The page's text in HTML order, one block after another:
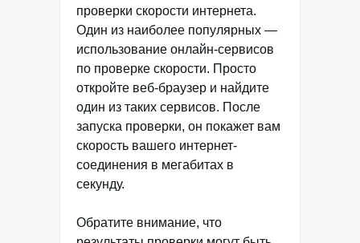
проверки скорости интернета.
Один из наиболее популярных —
использование онлайн-сервисов
по проверке скорости. Просто
откройте веб-браузер и найдите
один из таких сервисов. После
запуска проверки, он покажет вам
скорость вашего интернет-
соединения в мегабитах в
секунду.
Обратите внимание, что